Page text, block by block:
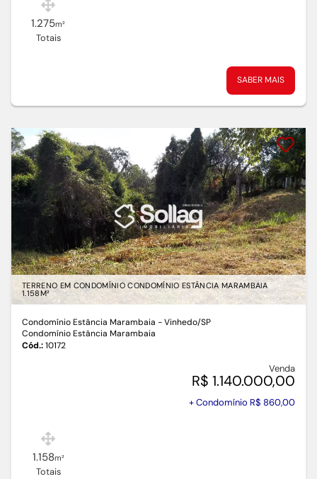
1.275m²
Totais
SABER MAIS
TERRENO EM CONDOMÍNIO CONDOMÍNIO ESTÂNCIA MARAMBAIA
1.158M²
Condomínio Estância Marambaia - Vinhedo/SP
Condomínio Estância Marambaia
Cód.:10172
Venda
R$ 1.140.000,00
+ Condomínio R$ 860,00
1.158m²
Totais